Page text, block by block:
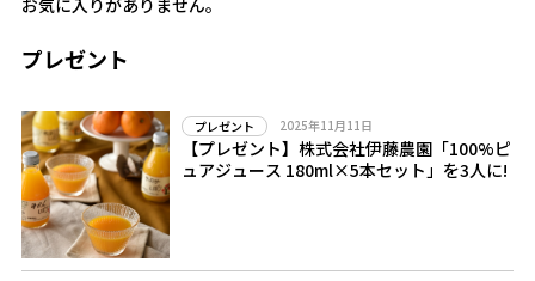
プレゼント
プレゼント 2025年11月11日
【プレゼント】株式会社伊藤農園「100%ピ
ュアジュース 180ml×5本セット」を3人に!